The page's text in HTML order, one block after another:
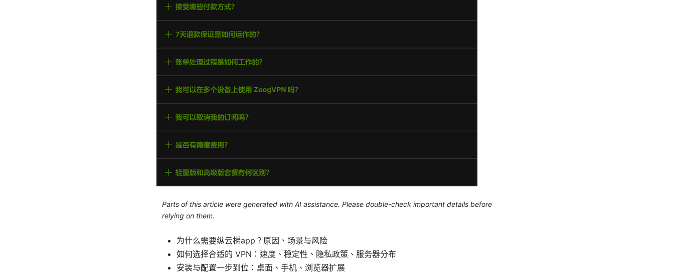
Parts of this article were generated with AI assistance. Please double-check important details before
relying on them.
为什么需要纵云梯app？原因、场景与风险
如何选择合适的 VPN：速度、稳定性、隐私政策、服务器分布
安装与配置一步到位：桌面、手机、浏览器扩展